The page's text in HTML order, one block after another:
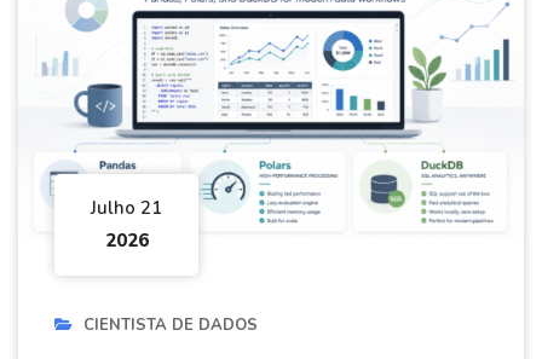
Julho 21
2026
CIENTISTA DE DADOS